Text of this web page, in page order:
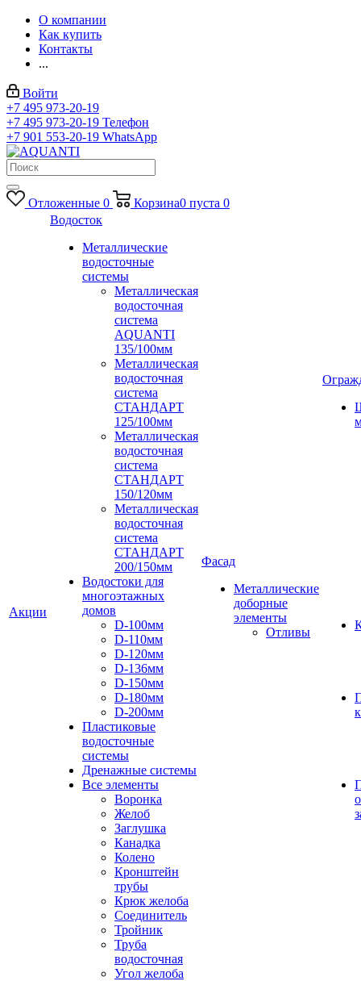
О компании
Как купить
Контакты
...
Войти
+7 495 973-20-19
+7 495 973-20-19 Телефон
+7 901 553-20-19 WhatsApp
Отложенные 0 Корзина0 пуста 0
Акции
Водосток
Металлические
водосточные
системы
Металлическая
водосточная
система
AQUANTI
135/100мм
Металлическая
водосточная
система
СТАНДАРТ
125/100мм
Металлическая
водосточная
система
СТАНДАРТ
150/120мм
Металлическая
водосточная
система
СТАНДАРТ
200/150мм
Водостоки для
многоэтажных
домов
D-100мм
D-110мм
D-120мм
D-136мм
D-150мм
D-180мм
D-200мм
Пластиковые
водосточные
системы
Дренажные системы
Все элементы
Воронка
Желоб
Заглушка
Канадка
Колено
Кронштейн
трубы
Крюк желоба
Соединитель
Тройник
Труба
водосточная
Угол желоба
Фасад
Металлические
доборные
элементы
Отливы